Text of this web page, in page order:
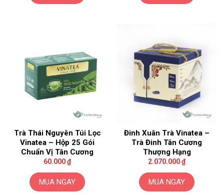
Trà Thái Nguyên Túi Lọc
Vinatea – Hộp 25 Gói
Chuẩn Vị Tân Cương
60.000₫
MUA NGAY
Đinh Xuân Trà Vinatea –
Trà Đinh Tân Cương
Thượng Hạng
2.070.000₫
MUA NGAY